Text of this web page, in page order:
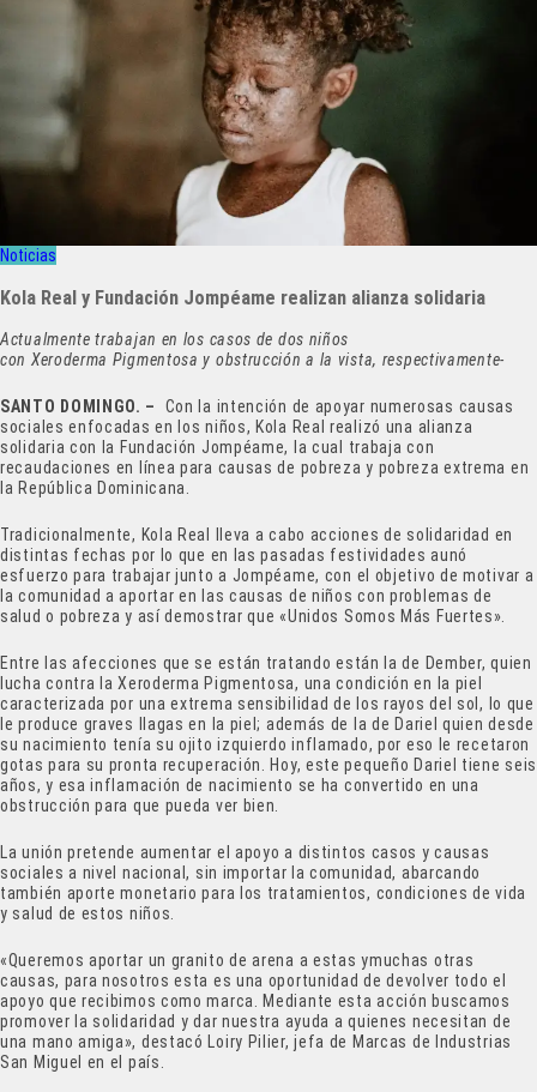
Noticias
Kola Real y Fundación Jompéame realizan alianza solidaria
Actualmente trabajan en los casos de dos niños
con Xeroderma Pigmentosa y obstrucción a la vista, respectivamente-
SANTO DOMINGO. –
Con la intención de apoyar numerosas causas
sociales enfocadas en los niños, Kola Real realizó una alianza
solidaria con la Fundación Jompéame, la cual trabaja con
recaudaciones en línea para causas de pobreza y pobreza extrema en
la República Dominicana.
Tradicionalmente, Kola Real lleva a cabo acciones de solidaridad en
distintas fechas por lo que en las pasadas festividades aunó
esfuerzo para trabajar junto a Jompéame, con el objetivo de motivar a
la comunidad a aportar en las causas de niños con problemas de
salud o pobreza y así demostrar que «Unidos Somos Más Fuertes».
Entre las afecciones que se están tratando están la de Dember, quien
lucha contra la Xeroderma Pigmentosa, una condición en la piel
caracterizada por una extrema sensibilidad de los rayos del sol, lo que
le produce graves llagas en la piel; además de la de Dariel quien desde
su nacimiento tenía su ojito izquierdo inflamado, por eso le recetaron
gotas para su pronta recuperación. Hoy, este pequeño Dariel tiene seis
años, y esa inflamación de nacimiento se ha convertido en una
obstrucción para que pueda ver bien.
La unión pretende aumentar el apoyo a distintos casos y causas
sociales a nivel nacional, sin importar la comunidad, abarcando
también aporte monetario para los tratamientos, condiciones de vida
y salud de estos niños.
«Queremos aportar un granito de arena a estas ymuchas otras
causas, para nosotros esta es una oportunidad de devolver todo el
apoyo que recibimos como marca. Mediante esta acción buscamos
promover la solidaridad y dar nuestra ayuda a quienes necesitan de
una mano amiga», destacó Loiry Pilier, jefa de Marcas de Industrias
San Miguel en el país.